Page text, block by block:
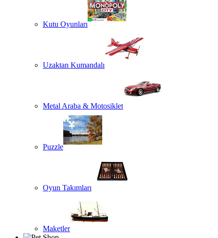
Kutu Oyunları
Uzaktan Kumandalı
Metal Araba & Motosiklet
Puzzle
Oyun Takımları
Maketler